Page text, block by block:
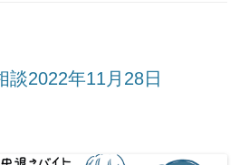
談2022年11月28日